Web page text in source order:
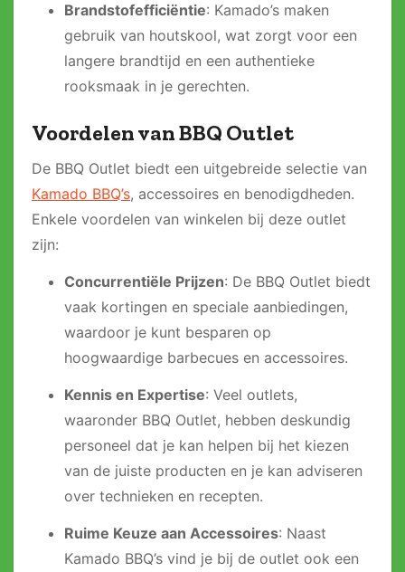
Brandstofefficiëntie: Kamado’s maken
gebruik van houtskool, wat zorgt voor een
langere brandtijd en een authentieke
rooksmaak in je gerechten.
Voordelen van BBQ Outlet
De BBQ Outlet biedt een uitgebreide selectie van
Kamado BBQ’s, accessoires en benodigdheden.
Enkele voordelen van winkelen bij deze outlet
zijn:
Concurrentiële Prijzen: De BBQ Outlet biedt
vaak kortingen en speciale aanbiedingen,
waardoor je kunt besparen op
hoogwaardige barbecues en accessoires.
Kennis en Expertise: Veel outlets,
waaronder BBQ Outlet, hebben deskundig
personeel dat je kan helpen bij het kiezen
van de juiste producten en je kan adviseren
over technieken en recepten.
Ruime Keuze aan Accessoires: Naast
Kamado BBQ’s vind je bij de outlet ook een